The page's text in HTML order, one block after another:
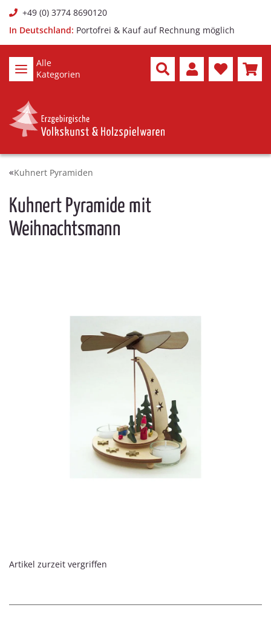
+49 (0) 3774 8690120
In Deutschland: Portofrei & Kauf auf Rechnung möglich
Alle
Kategorien
Kuhnert Pyramiden
Kuhnert Pyramide mit
Weihnachtsmann
Artikel zurzeit vergriffen